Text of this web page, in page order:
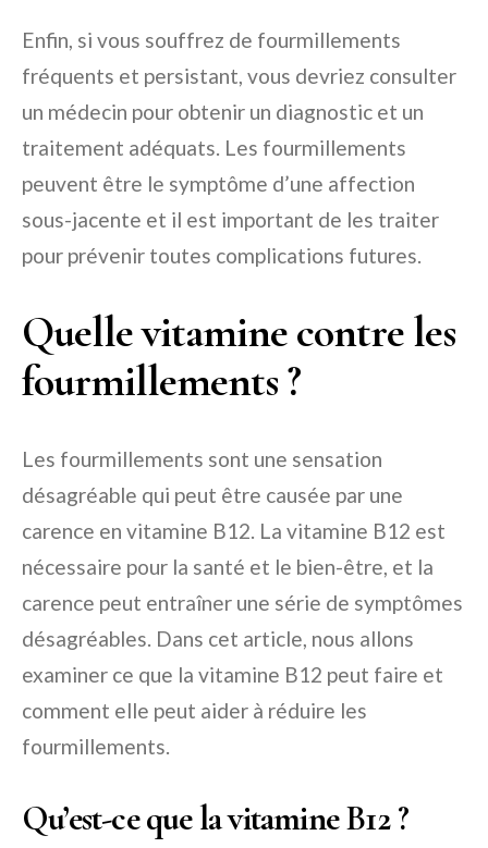
Enfin, si vous souffrez de fourmillements
fréquents et persistant, vous devriez consulter
un médecin pour obtenir un diagnostic et un
traitement adéquats. Les fourmillements
peuvent être le symptôme d’une affection
sous-jacente et il est important de les traiter
pour prévenir toutes complications futures.
Quelle vitamine contre les
fourmillements ?
Les fourmillements sont une sensation
désagréable qui peut être causée par une
carence en vitamine B12. La vitamine B12 est
nécessaire pour la santé et le bien-être, et la
carence peut entraîner une série de symptômes
désagréables. Dans cet article, nous allons
examiner ce que la vitamine B12 peut faire et
comment elle peut aider à réduire les
fourmillements.
Qu’est-ce que la vitamine B12 ?